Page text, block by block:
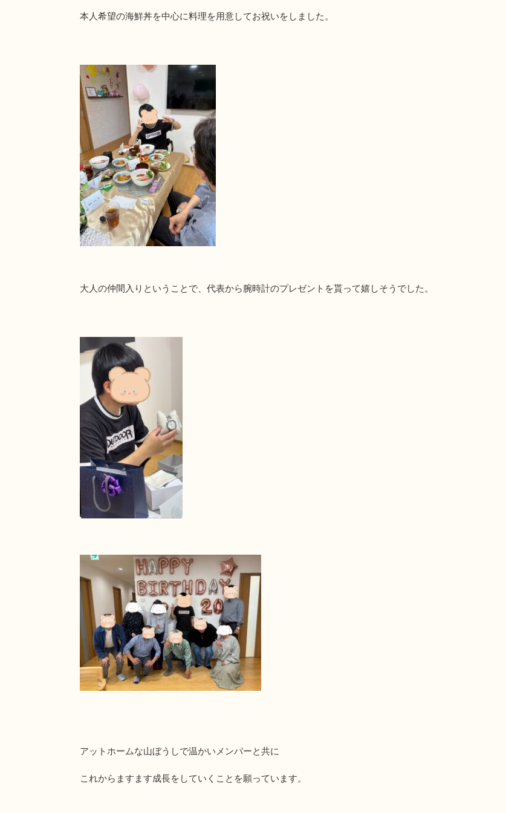
本人希望の海鮮丼を中心に料理を用意してお祝いをしました。
大人の仲間入りということで、代表から腕時計のプレゼントを貰って嬉しそうでした。
アットホームな山ぼうしで温かいメンバーと共に
これからますます成長をしていくことを願っています。